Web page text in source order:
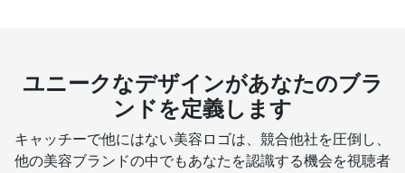
ユニークなデザインがあなたのブラ
ンドを定義します
キャッチーで他にはない美容ロゴは、競合他社を圧倒し、
他の美容ブランドの中でもあなたを認識する機会を視聴者